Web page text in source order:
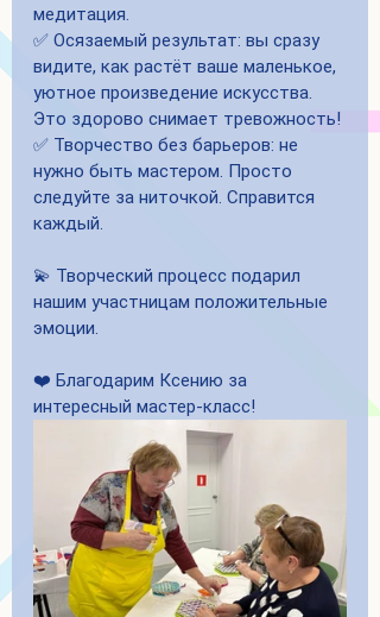
медитация.
✅ Осязаемый результат: вы сразу
видите, как растёт ваше маленькое,
уютное произведение искусства.
Это здорово снимает тревожность!
✅ Творчество без барьеров: не
нужно быть мастером. Просто
следуйте за ниточкой. Справится
каждый.
💫 Творческий процесс подарил
нашим участницам положительные
эмоции.
❤️ Благодарим Ксению за
интересный мастер-класс!